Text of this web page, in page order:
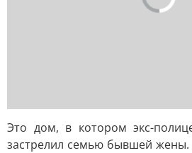
Это дом, в котором экс-
застрелил семью бывшей жены.